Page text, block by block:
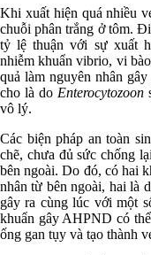
Khi xuất hiện quá nhiều
chuỗi phân trắng ở tôm.
tỷ lệ thuận với sự xuất
nhiễm khuẩn vibrio, vi
quả làm nguyên nhân
cho là do Enterocytozoon
vô lý.
Các biện pháp an toàn
chẽ, chưa đủ sức chống
bên ngoài. Do đó, có hai
nhân từ bên ngoài, hai là
gây ra cùng lúc với một
khuẩn gây AHPND có
ống gan tụy và tạo thành